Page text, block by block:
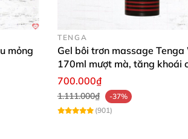
thơm lan tỏa mạnh mẽ, bền vững,
mỏng
TENGA
Gel bôi trơn massage Tenga
170ml mượt mà, tăng khoái
700.000₫
1.111.000₫
-37%
(901)